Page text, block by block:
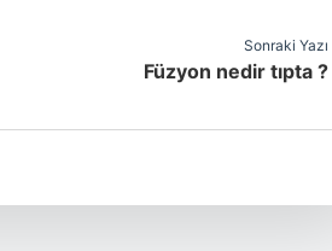
Sonraki Yazı
Füzyon nedir tıpta ?